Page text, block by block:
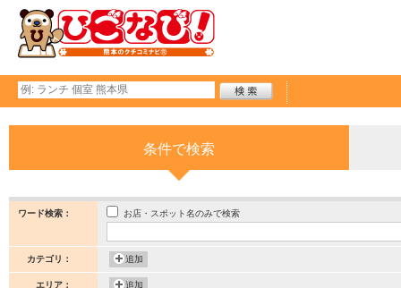
条件で検索
ワード検索： お店・スポット名のみで検索
カテゴリ： 追加
エリア： 追加